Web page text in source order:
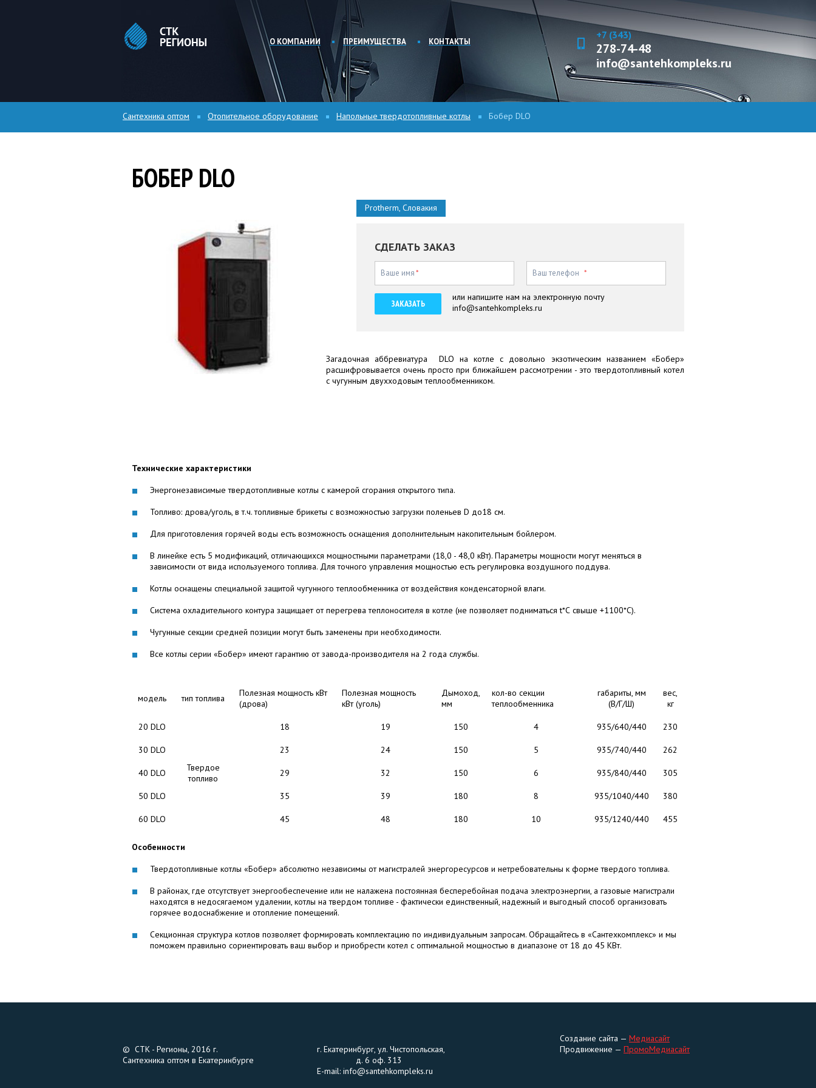
+7 (343)
278-74-48
info@santehkompleks.ru
О КОМПАНИИ ПРЕИМУЩЕСТВА КОНТАКТЫ
Сантехника оптом Отопительное оборудование Напольные твердотопливные котлы Бобер DLO
БОБЕР DLO
Protherm, Словакия
СДЕЛАТЬ ЗАКАЗ
Ваше имя* Ваш телефон *
ЗАКАЗАТЬ
или напишите нам на электронную почту
info@santehkompleks.ru
Загадочная аббревиатура DLO на котле с довольно экзотическим названием «Бобер»
расшифровывается очень просто при ближайшем рассмотрении - это твердотопливный котел
с чугунным двухходовым теплообменником.
Технические характеристики
Энергонезависимые твердотопливные котлы с камерой сгорания открытого типа.
Топливо: дрова/уголь, в т.ч. топливные брикеты с возможностью загрузки поленьев D до18 см.
Для приготовления горячей воды есть возможность оснащения дополнительным накопительным бойлером.
В линейке есть 5 модификаций, отличающихся мощностными параметрами (18,0 - 48,0 кВт). Параметры мощности могут меняться в
зависимости от вида используемого топлива. Для точного управления мощностью есть регулировка воздушного поддува.
Котлы оснащены специальной защитой чугунного теплообменника от воздействия конденсаторной влаги.
Система охладительного контура защищает от перегрева теплоносителя в котле (не позволяет подниматься t*С свыше +1100*С).
Чугунные секции средней позиции могут быть заменены при необходимости.
Все котлы серии «Бобер» имеют гарантию от завода-производителя на 2 года службы.
модель тип топлива
Полезная мощность кВт
(дрова)
Полезная мощность
кВт (уголь)
Дымоход,
мм
кол-во секции
теплообменника
габариты, мм
(В/Г/Ш)
вес,
кг
20 DLO
Твердое
топливо
18 19 150 4 935/640/440 230
30 DLO 23 24 150 5 935/740/440 262
40 DLO 29 32 150 6 935/840/440 305
50 DLO 35 39 180 8 935/1040/440 380
60 DLO 45 48 180 10 935/1240/440 455
Особенности
Твердотопливные котлы «Бобер» абсолютно независимы от магистралей энергоресурсов и нетребовательны к форме твердого топлива.
В районах, где отсутствует энергообеспечение или не налажена постоянная бесперебойная подача электроэнергии, а газовые магистрали
находятся в недосягаемом удалении, котлы на твердом топливе - фактически единственный, надежный и выгодный способ организовать
горячее водоснабжение и отопление помещений.
Секционная структура котлов позволяет формировать комплектацию по индивидуальным запросам. Обращайтесь в «Сантехкомплекс» и мы
поможем правильно сориентировать ваш выбор и приобрести котел с оптимальной мощностью в диапазоне от 18 до 45 КВт.
© СТК - Регионы, 2016 г.
Сантехника оптом в Екатеринбурге
г. Екатеринбург, ул. Чиcтопольская,
д. 6 оф. 313
E-mail: info@santehkompleks.ru
Создание сайта — Медиасайт
Продвижение — ПромоМедиасайт